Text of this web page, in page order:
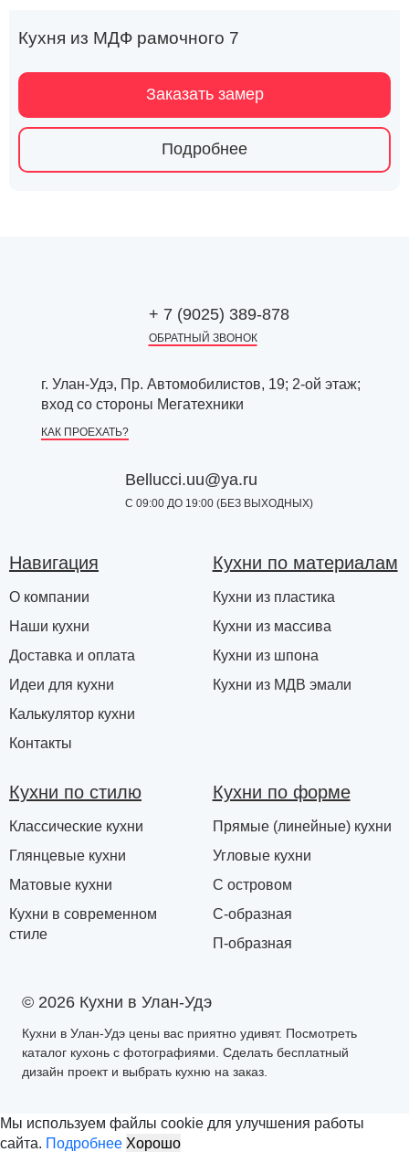
Кухня из МДФ рамочного 7
Заказать замер
Подробнее
+ 7 (9025) 389-878
ОБРАТНЫЙ ЗВОНОК
г. Улан-Удэ, Пр. Автомобилистов, 19; 2-ой этаж;
вход со стороны Мегатехники
КАК ПРОЕХАТЬ?
Bellucci.uu@ya.ru
С 09:00 ДО 19:00 (БЕЗ ВЫХОДНЫХ)
© 2026 Кухни в Улан-Удэ
Кухни в Улан-Удэ цены вас приятно удивят. Посмотреть
каталог кухонь с фотографиями. Сделать бесплатный
дизайн проект и выбрать кухню на заказ.
Навигация
О компании
Наши кухни
Доставка и оплата
Идеи для кухни
Калькулятор кухни
Контакты
Кухни по материалам
Кухни из пластика
Кухни из массива
Кухни из шпона
Кухни из МДВ эмали
Кухни по стилю
Классические кухни
Глянцевые кухни
Матовые кухни
Кухни в современном
стиле
Кухни по форме
Прямые (линейные) кухни
Угловые кухни
С островом
С-образная
П-образная
Мы используем файлы cookie для улучшения работы
сайта. Подробнее Хорошо